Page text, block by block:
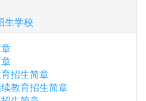
生学校
招生简章
教育招生简章